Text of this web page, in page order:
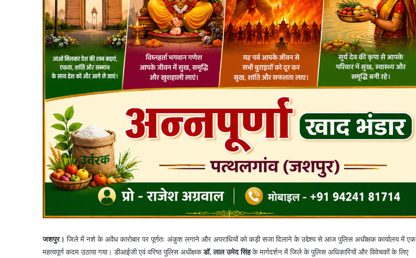
जशपुर। जिले में नशे के अवैध कारोबार पर पूर्णतः अंकुश लगाने और अपराधियों को कड़ी सजा दिलाने के उद्देश्य से आज पुलिस अधीक्षक कार्यालय में एक
महत्वपूर्ण कदम उठाया गया। डीआईजी एवं वरिष्ठ पुलिस अधीक्षकडॉ. लाल उमेद सिंहके मार्गदर्शन में जिले के पुलिस अधिकारियों और विवेचकों के लिए